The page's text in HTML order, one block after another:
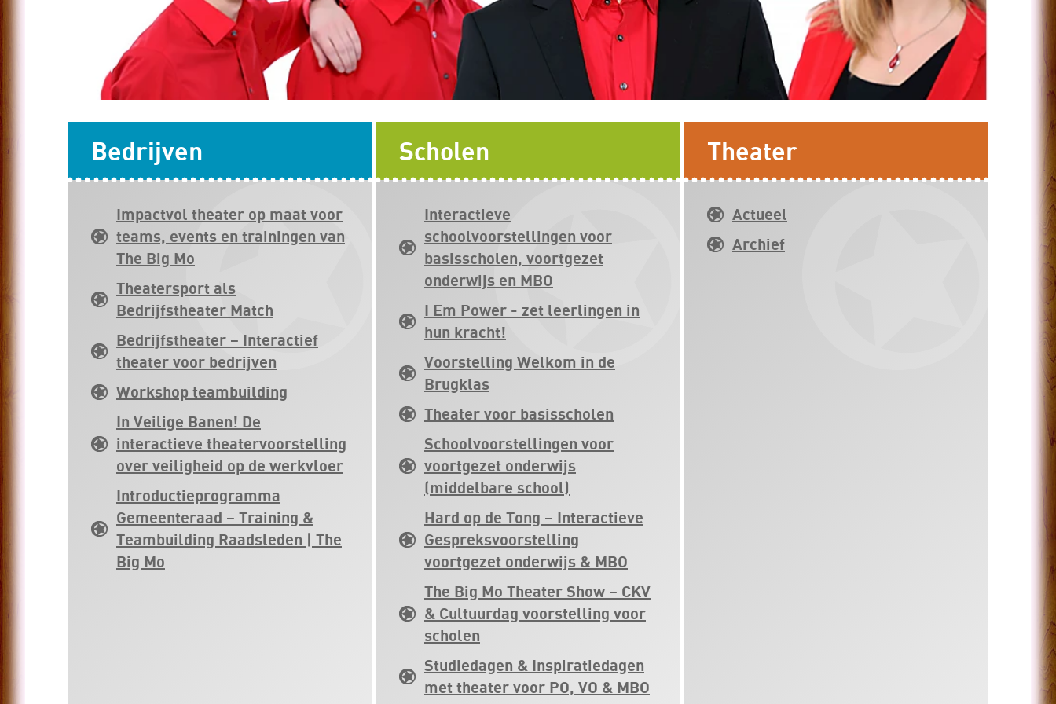
Bedrijven
Impactvol theater op maat voor
teams, events en trainingen van
The Big Mo
Theatersport als
Bedrijfstheater Match
Bedrijfstheater – Interactief
theater voor bedrijven
Workshop teambuilding
In Veilige Banen! De
interactieve theatervoorstelling
over veiligheid op de werkvloer
Introductieprogramma
Gemeenteraad – Training &
Teambuilding Raadsleden | The
Big Mo
Scholen
Interactieve
schoolvoorstellingen voor
basisscholen, voortgezet
onderwijs en MBO
I Em Power - zet leerlingen in
hun kracht!
Voorstelling Welkom in de
Brugklas
Theater voor basisscholen
Schoolvoorstellingen voor
voortgezet onderwijs
(middelbare school)
Hard op de Tong – Interactieve
Gespreksvoorstelling
voortgezet onderwijs & MBO
The Big Mo Theater Show – CKV
& Cultuurdag voorstelling voor
scholen
Studiedagen & Inspiratiedagen
met theater voor PO, VO & MBO
Theater
Actueel
Archief